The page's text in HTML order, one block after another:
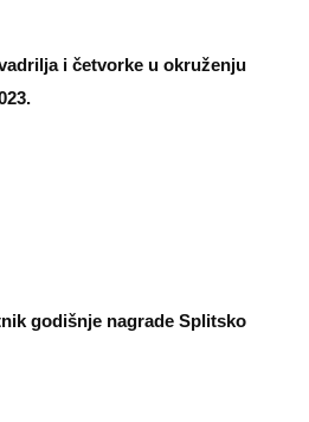
i četvorke u okruženju
godišnje nagrade Splitsko